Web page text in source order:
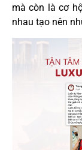
mà còn là cơ
nhau tạo nên